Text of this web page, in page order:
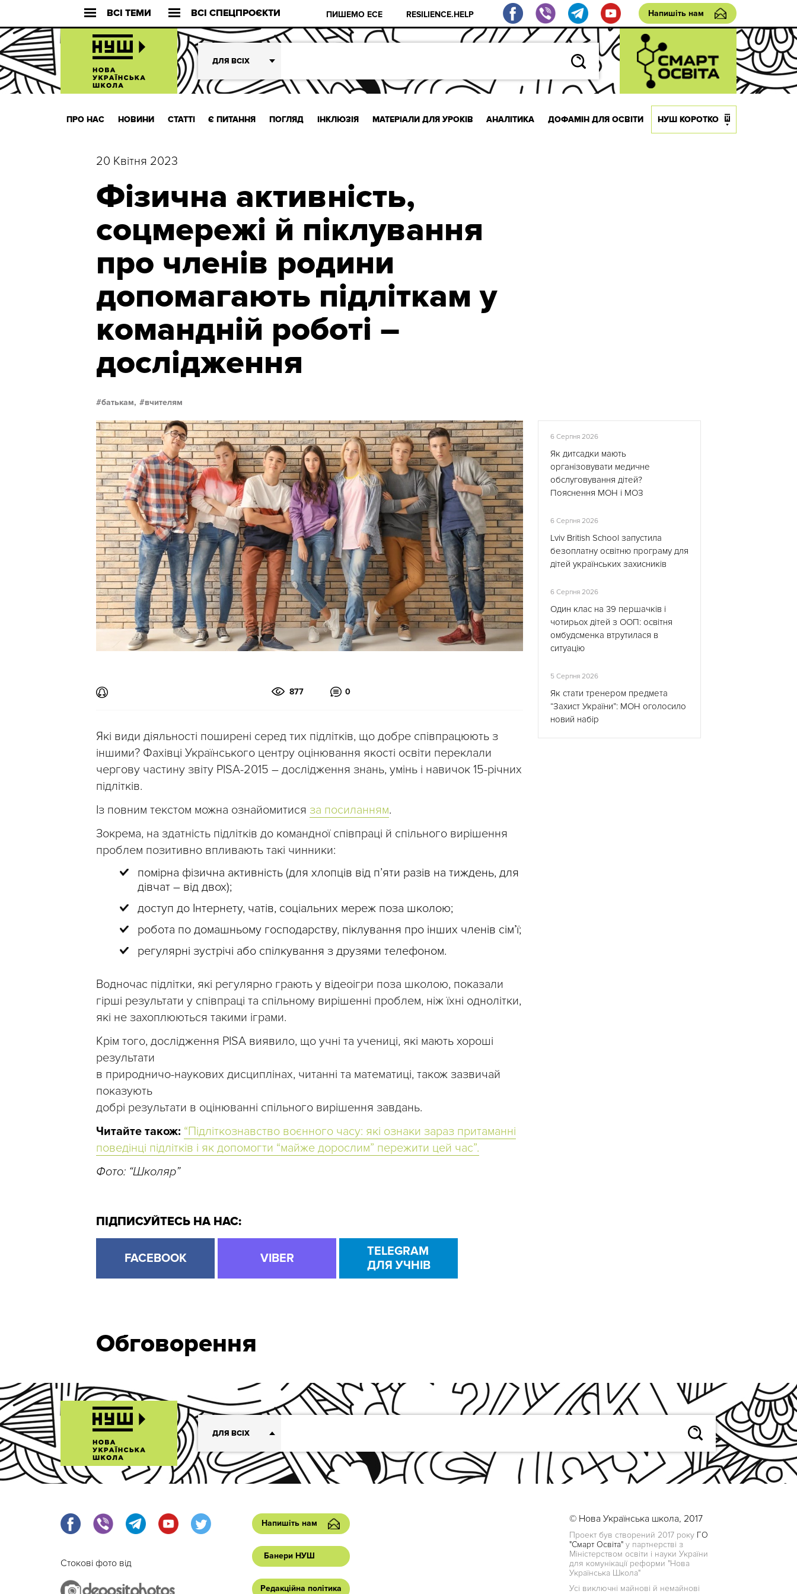
ВСІ ТЕМИ ВСІ СПЕЦПРОЄКТИ ПИШЕМО ЕСЕ RESILIENCE.HELP Напишіть нам
ДЛЯ ВСІХ
ПРО НАС НОВИНИ СТАТТІ Є ПИТАННЯ ПОГЛЯД ІНКЛЮЗІЯ МАТЕРІАЛИ ДЛЯ УРОКІВ АНАЛІТИКА ДОФАМІН ДЛЯ ОСВІТИ НУШ КОРОТКО
20 Квітня 2023
Фізична активність,
соцмережі й піклування
про членів родини
допомагають підліткам у
командній роботі –
дослідження
батькам, вчителям
877 0
Які види діяльності поширені серед тих підлітків, що добре співпрацюють з
іншими? Фахівці Українського центру оцінювання якості освіти переклали
чергову частину звіту PISA-2015 – дослідження знань, умінь і навичок 15-річних
підлітків.
Із повним текстом можна ознайомитися за посиланням.
Зокрема, на здатність підлітків до командної співпраці й спільного вирішення
проблем позитивно впливають такі чинники:
помірна фізична активність (для хлопців від п’яти разів на тиждень, для
дівчат – від двох);
доступ до Інтернету, чатів, соціальних мереж поза школою;
робота по домашньому господарству, піклування про інших членів сім’ї;
регулярні зустрічі або спілкування з друзями телефоном.
Водночас підлітки, які регулярно грають у відеоігри поза школою, показали
гірші результати у співпраці та спільному вирішенні проблем, ніж їхні однолітки,
які не захоплюються такими іграми.
Крім того, дослідження PISA виявило, що учні та учениці, які мають хороші
результати
в природничо-наукових дисциплінах, читанні та математиці, також зазвичай
показують
добрі результати в оцінюванні спільного вирішення завдань.
Читайте також: “Підліткознавство воєнного часу: які ознаки зараз притаманні
поведінці підлітків і як допомогти “майже дорослим” пережити цей час”.
Фото: “Школяр”
ПІДПИСУЙТЕСЬ НА НАС:
FACEBOOK VIBER
TELEGRAM
ДЛЯ УЧНІВ
6 Серпня 2026
Як дитсадки мають
організовувати медичне
обслуговування дітей?
Пояснення МОН і МОЗ
6 Серпня 2026
Lviv British School запустила
безоплатну освітню програму для
дітей українських захисників
6 Серпня 2026
Один клас на 39 першачків і
чотирьох дітей з ООП: освітня
омбудсменка втрутилася в
ситуацію
5 Серпня 2026
Як стати тренером предмета
“Захист України”: МОН оголосило
новий набір
Обговорення
ДЛЯ ВСІХ
Стокові фото від
Напишіть нам
Банери НУШ
Редакційна політика
© Нова Українська школа, 2017
Проект був створений 2017 року ГО
"Смарт Освіта" у партнерстві з
Міністерством освіти і науки України
для комунікації реформи "Нова
Українська Школа"
Усі виключні майнові й немайнові